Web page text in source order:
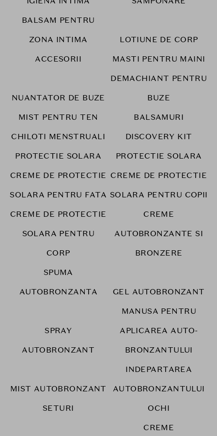
BALSAM PENTRU
ZONA INTIMA
LOTIUNE DE CORP
ACCESORII
MASTI PENTRU MAINI
NUANTATOR DE BUZE
DEMACHIANT PENTRU
BUZE
MIST PENTRU TEN
BALSAMURI
CHILOTI MENSTRUALI
DISCOVERY KIT
PROTECTIE SOLARA
PROTECTIE SOLARA
CREME DE PROTECTIE
SOLARA PENTRU FATA
CREME DE PROTECTIE
SOLARA PENTRU COPII
CREME DE PROTECTIE
SOLARA PENTRU
CORP
CREME
AUTOBRONZANTE SI
BRONZERE
SPUMA
AUTOBRONZANTA
GEL AUTOBRONZANT
SPRAY
AUTOBRONZANT
MANUSA PENTRU
APLICAREA AUTO-
BRONZANTULUI
MIST AUTOBRONZANT
INDEPARTAREA
AUTOBRONZANTULUI
SETURI
OCHI
CREME